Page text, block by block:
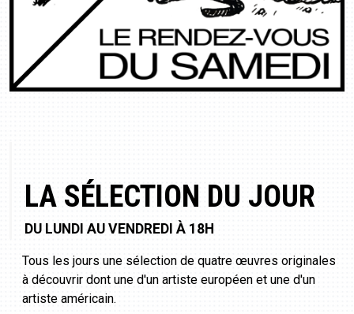
LA SÉLECTION DU JOUR
DU LUNDI AU VENDREDI À 18H
Tous les jours une sélection de quatre œuvres originales
à découvrir dont une d'un artiste européen et une d'un
artiste américain.